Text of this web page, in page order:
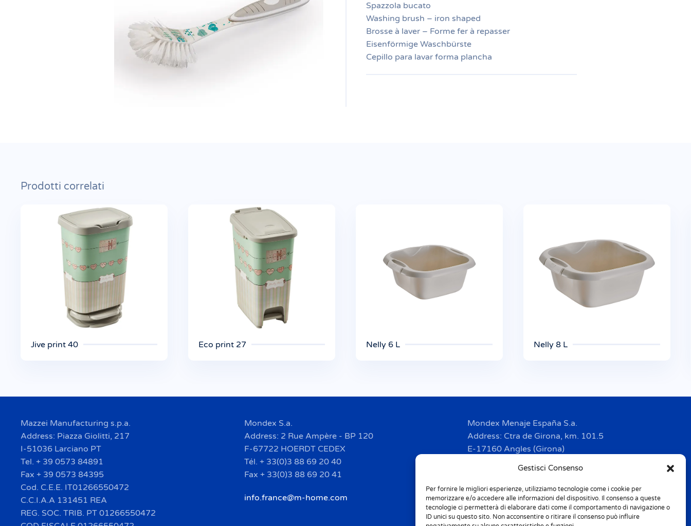
Gestisci Consenso
Per fornire le migliori esperienze, utilizziamo tecnologie come i cookie per
memorizzare e/o accedere alle informazioni del dispositivo. Il consenso a queste
tecnologie ci permetterà di elaborare dati come il comportamento di navigazione o
ID unici su questo sito. Non acconsentire o ritirare il consenso può influire
Spazzola bucato
Washing brush – iron shaped
Brosse à laver – Forme fer à repasser
Eisenförmige Waschbürste
Cepillo para lavar forma plancha
Prodotti correlati
Jive print 40 Eco print 27 Nelly 6 L Nelly 8 L
Mazzei Manufacturing s.p.a.
Address: Piazza Giolitti, 217
I-51036 Larciano PT
Tel. + 39 0573 84891
Fax + 39 0573 84395
Cod. C.E.E. IT01266550472
C.C.I.A.A 131451 REA
REG. SOC. TRIB. PT 01266550472
Mondex S.a.
Address: 2 Rue Ampère - BP 120
F-67722 HOERDT CEDEX
Tél. + 33(0)3 88 69 20 40
Fax + 33(0)3 88 69 20 41
info.france@m-home.com
Mondex Menaje España S.a.
Address: Ctra de Girona, km. 101.5
E-17160 Angles (Girona)
info.spain@m-home.com